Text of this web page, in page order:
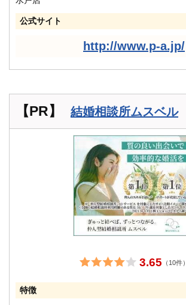
公式サイト
http://www.p-a.jp/
【PR】 結婚相談所ムスベル
3.65 （10件）
特徴